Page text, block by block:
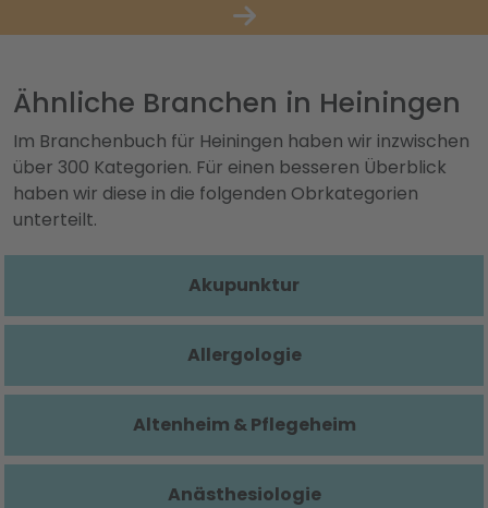
Ähnliche Branchen in Heiningen
Im Branchenbuch für Heiningen haben wir inzwischen
über 300 Kategorien. Für einen besseren Überblick
haben wir diese in die folgenden Obrkategorien
unterteilt.
Akupunktur
Allergologie
Altenheim & Pflegeheim
Anästhesiologie